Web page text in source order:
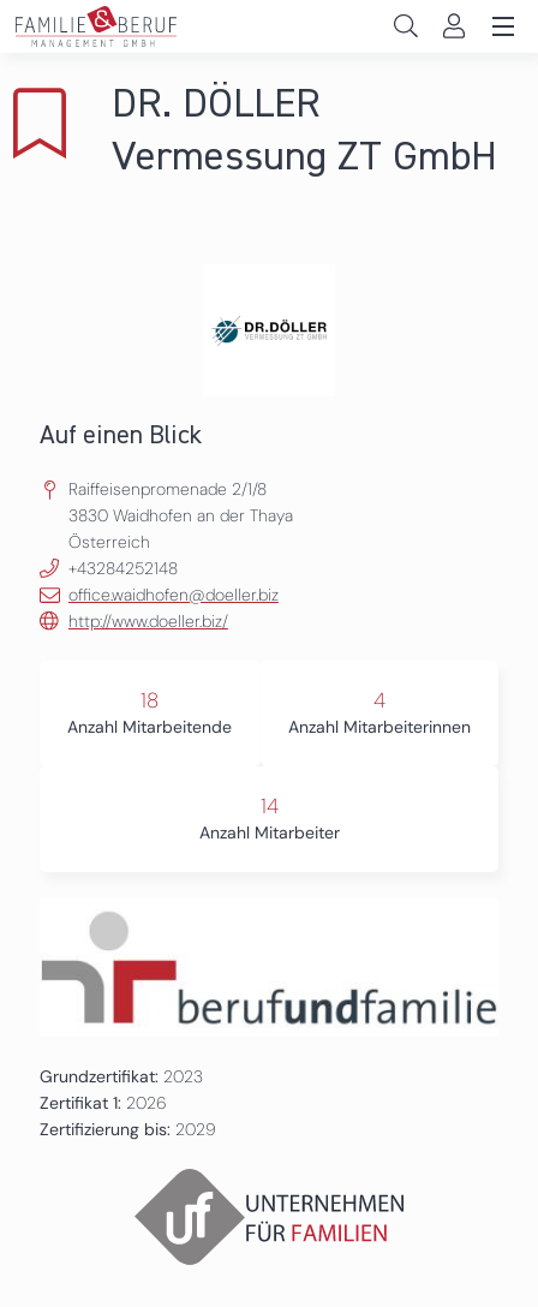
Direkt zum Inhalt
Gemeinden
DR. DÖLLER
Vermessung ZT GmbH
Auf einen Blick
Raiffeisenpromenade 2/1/8
3830 Waidhofen an der Thaya
Österreich
+43284252148
office.waidhofen@doeller.biz
http://www.doeller.biz/
18
Anzahl Mitarbeitende
4
Anzahl Mitarbeiterinnen
14
Anzahl Mitarbeiter
Grundzertifikat: 2023
Zertifikat 1: 2026
Zertifizierung bis: 2029